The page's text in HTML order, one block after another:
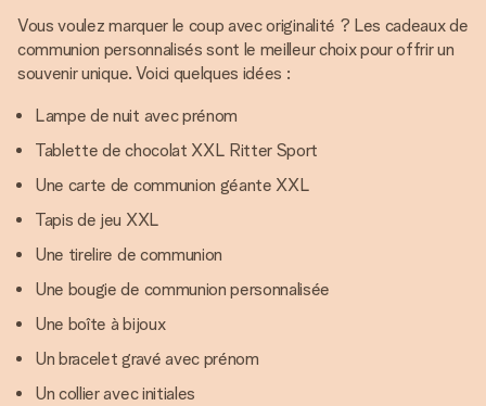
Vous voulez marquer le coup avec originalité ? Les cadeaux de
communion personnalisés sont le meilleur choix pour offrir un
souvenir unique. Voici quelques idées :
Lampe de nuit avec prénom
Tablette de chocolat XXL Ritter Sport
Une carte de communion géante XXL
Tapis de jeu XXL
Une tirelire de communion
Une bougie de communion personnalisée
Une boîte à bijoux
Un bracelet gravé avec prénom
Un collier avec initiales